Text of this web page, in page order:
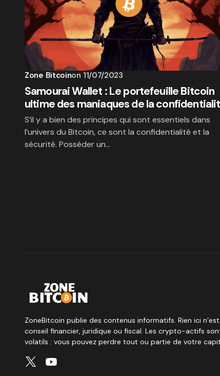
Zone Bitcoinon 11/07/2023
Samourai Wallet : Le portefeuille Bitcoin
ultime des maniaques de la
S’il y a bien des principes qui sont essentiels dans
l’univers du Bitcoin, ce sont la confidentialité et la
sécurité. Posséder un…
ZoneBitcoin publie des contenus informatifs. Rien ici
conseil financier, juridique ou fiscal. Les crypto-actifs
volatils : vous pouvez perdre tout ou partie de votre